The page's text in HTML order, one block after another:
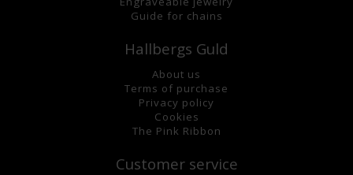
Guide for chains
Hallbergs Guld
About us
Terms of purchase
Privacy policy
Cookies
The Pink Ribbon
Customer service